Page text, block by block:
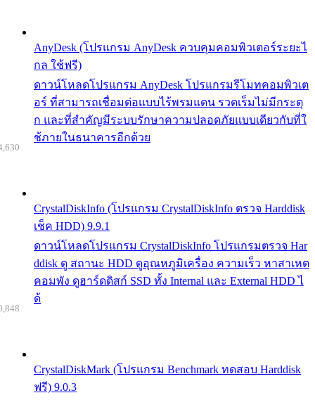
AnyDesk (โปรแกรม AnyDesk ควบคุมคอมพิวเตอร์ระยะไ
กล ใช้ฟรี)
ดาวน์โหลดโปรแกรม AnyDesk โปรแกรมรีโมทคอมพิวเต
อร์ ที่สามารถเชื่อมต่อแบบไร้พรมแดน รวดเร็มไม่มีกระตุ
ก และที่สำคัญมีระบบรักษาความปลอดภัยแบบเดียวกับที่ใ
ช้ภายในธนาคารอีกด้วย
CrystalDiskInfo (โปรแกรม CrystalDiskInfo ตรวจ Harddisk
เช็ค HDD) 9.9.1
ดาวน์โหลดโปรแกรม CrystalDiskInfo โปรแกรมตรวจ Har
ddisk ดู สถานะ HDD ดูอุณหภูมิเครื่อง ความเร็ว หาสาเหต
คอมพัง ดูฮาร์ดดิสก์ SSD ทั้ง Internal และ External HDD ไ
ด้
CrystalDiskMark (โปรแกรม Benchmark ทดสอบ Harddisk
ฟรี) 9.0.3